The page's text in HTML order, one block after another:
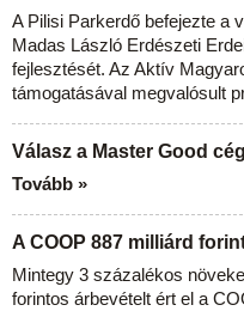
A Pilisi Parkerdő befejezte a
Madas László Erdészeti
fejlesztését. Az Aktív
támogatásával megvalósult
Válasz a Master Good
Tovább »
A COOP 887 milliárd
Mintegy 3 százalékos
forintos árbevételt ért el a